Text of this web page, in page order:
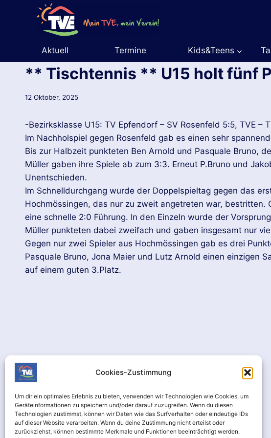
Cookies-Zustimmung
Um dir ein optimales Erlebnis zu bieten, verwenden wir Technologien wie Cookies, um
Geräteinformationen zu speichern und/oder darauf zuzugreifen. Wenn du diesen
Technologien zustimmst, können wir Daten wie das Surfverhalten oder eindeutige IDs
auf dieser Website verarbeiten. Wenn du deine Zustimmung nicht erteilst oder
zurückziehst, können bestimmte Merkmale und Funktionen beeinträchtigt werden.
Aktuell
Termine Kids&Teens
** Tischtennis ** U15 holt fünf
12 Oktober, 2025
-Bezirksklasse U15: TV Epfendorf – SV Rosenfeld 5:5, TVE –
Im Nachholspiel gegen Rosenfeld gab es einen sehr
Bis zur Halbzeit punkteten Ben Arnold und Pasquale Bruno,
Müller gaben ihre Spiele ab zum 3:3. Erneut P.Bruno und
Unentschieden.
Im Schnelldurchgang wurde der Doppelspieltag gegen das
Hochmössingen, das nur zu zweit angetreten war,
eine schnelle 2:0 Führung. In den Einzeln wurde der
Müller punkteten dabei zweifach und gaben insgesamt nur
Gegen nur zwei Spieler aus Hochmössingen gab es drei
Pasquale Bruno, Jona Maier und Lutz Arnold einen einzigen
auf einem guten 3.Platz.